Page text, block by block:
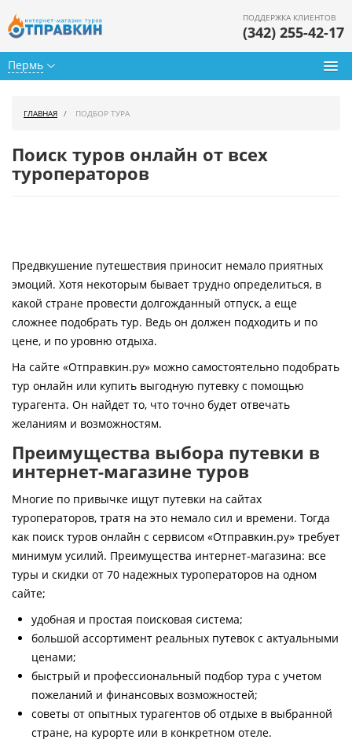
Пермь
ПОДДЕРЖКА КЛИЕНТОВ
(342) 255-42-17
Горящие туры
Страны
Как купить
Контакты
ГЛАВНАЯ ПОДБОР ТУРА
Поиск туров онлайн от всех
туроператоров
Предвкушение путешествия приносит немало приятных
эмоций. Хотя некоторым бывает трудно определиться, в
какой стране провести долгожданный отпуск, а еще
сложнее подобрать тур. Ведь он должен подходить и по
цене, и по уровню отдыха.
На сайте «Отправкин.ру» можно самостоятельно подобрать
тур онлайн или купить выгодную путевку с помощью
турагента. Он найдет то, что точно будет отвечать
желаниям и возможностям.
Преимущества выбора путевки в
интернет-магазине туров
Многие по привычке ищут путевки на сайтах
туроператоров, тратя на это немало сил и времени. Тогда
как поиск туров онлайн с сервисом «Отправкин.ру» требует
минимум усилий. Преимущества интернет-магазина: все
туры и скидки от 70 надежных туроператоров на одном
сайте;
удобная и простая поисковая система;
большой ассортимент реальных путевок с актуальными
ценами;
быстрый и профессиональный подбор тура с учетом
пожеланий и финансовых возможностей;
советы от опытных турагентов об отдыхе в выбранной
стране, на курорте или в конкретном отеле.